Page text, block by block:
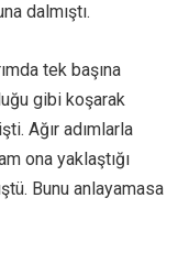
dalmıştı.
tek başına
gibi koşarak
Ağır adımlarla
ona yaklaştığı
Bunu anlayamasa